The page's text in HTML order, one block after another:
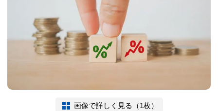
画像で詳しく見る（1枚）